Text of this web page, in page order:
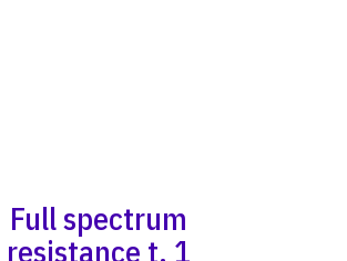
Full spectrum
resistance t. 1